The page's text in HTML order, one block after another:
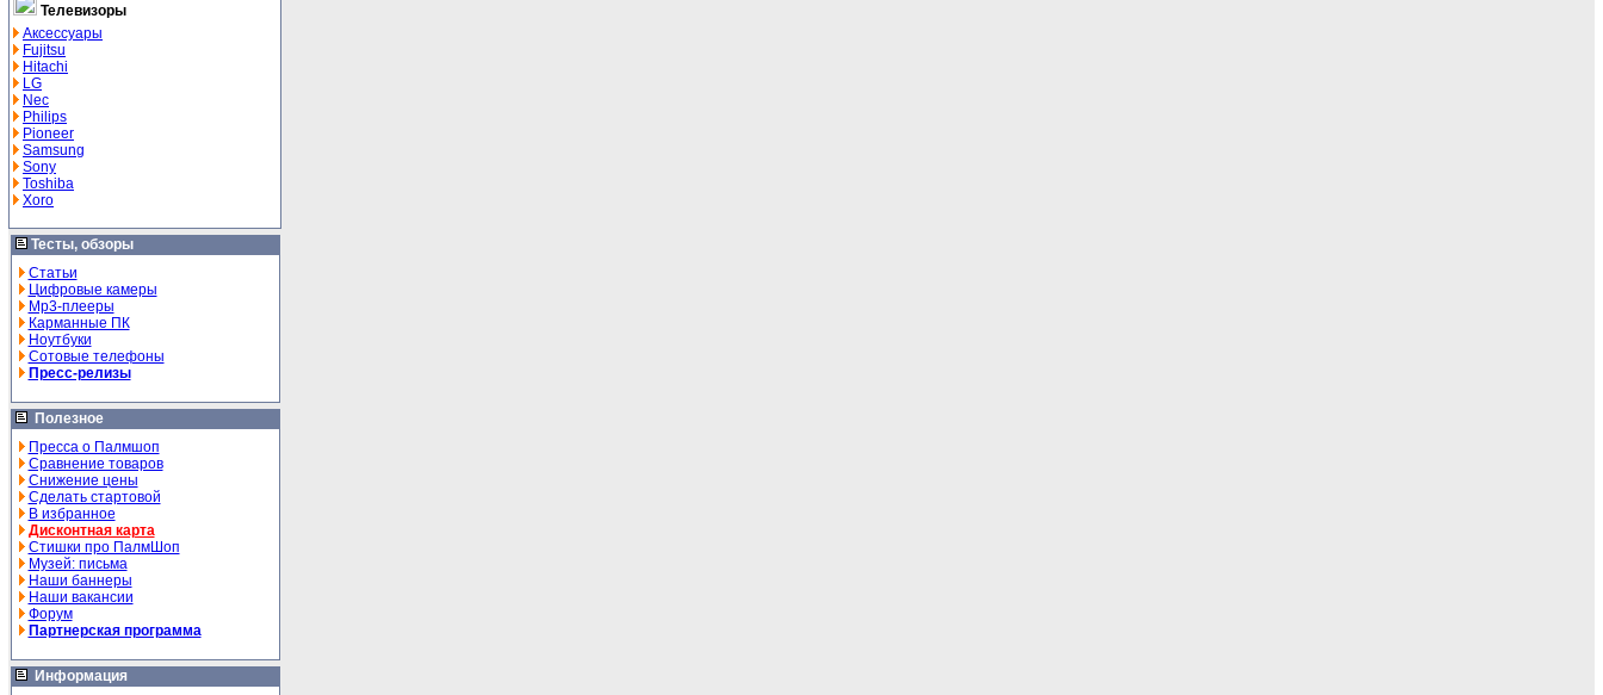
Телевизоры
Аксессуары
Fujitsu
Hitachi
LG
Nec
Philips
Pioneer
Samsung
Sony
Toshiba
Xoro
Тесты, обзоры
Статьи
Цифровые камеры
Mp3-плееры
Карманные ПК
Ноутбуки
Сотовые телефоны
Пресс-релизы
Полезное
Пресса о Палмшоп
Сравнение товаров
Снижение цены
Сделать стартовой
В избранное
Дисконтная карта
Стишки про ПалмШоп
Музей: письма
Наши баннеры
Наши вакансии
Форум
Партнерская программа
Информация